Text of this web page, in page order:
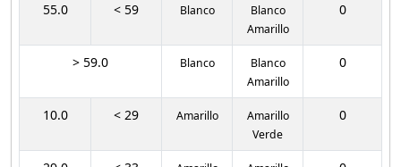
55.0 < 59 Blanco
Blanco
Amarillo
0
> 59.0 Blanco
Blanco
Amarillo
0
10.0 < 29 Amarillo
Amarillo
Verde
0